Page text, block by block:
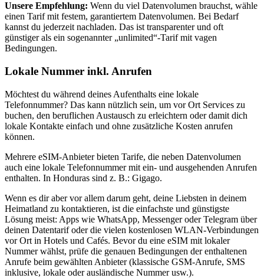
Unsere Empfehlung: Wenn du viel Datenvolumen brauchst, wähle
einen Tarif mit festem, garantiertem Datenvolumen. Bei Bedarf
kannst du jederzeit nachladen. Das ist transparenter und oft
günstiger als ein sogenannter „unlimited“-Tarif mit vagen
Bedingungen.
Lokale Nummer inkl. Anrufen
Möchtest du während deines Aufenthalts eine lokale
Telefonnummer? Das kann nützlich sein, um vor Ort Services zu
buchen, den beruflichen Austausch zu erleichtern oder damit dich
lokale Kontakte einfach und ohne zusätzliche Kosten anrufen
können.
Mehrere eSIM-Anbieter bieten Tarife, die neben Datenvolumen
auch eine lokale Telefonnummer mit ein- und ausgehenden Anrufen
enthalten. In Honduras sind z. B.: Gigago.
Wenn es dir aber vor allem darum geht, deine Liebsten in deinem
Heimatland zu kontaktieren, ist die einfachste und günstigste
Lösung meist: Apps wie WhatsApp, Messenger oder Telegram über
deinen Datentarif oder die vielen kostenlosen WLAN-Verbindungen
vor Ort in Hotels und Cafés. Bevor du eine eSIM mit lokaler
Nummer wählst, prüfe die genauen Bedingungen der enthaltenen
Anrufe beim gewählten Anbieter (klassische GSM-Anrufe, SMS
inklusive, lokale oder ausländische Nummer usw.).